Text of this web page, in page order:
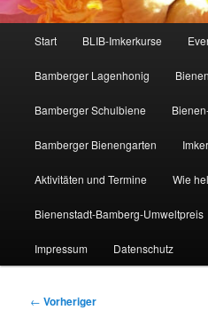
Start BLIB-Imkerkurse
Bamberger Lagenhonig
Bamberger Schulbiene
Bamberger Bienengarten
Aktivitäten und Termine Wie
Bienenstadt-Bamberg-Umweltpreis
Impressum Datenschutz
Beitragsnavigation
← Vorheriger